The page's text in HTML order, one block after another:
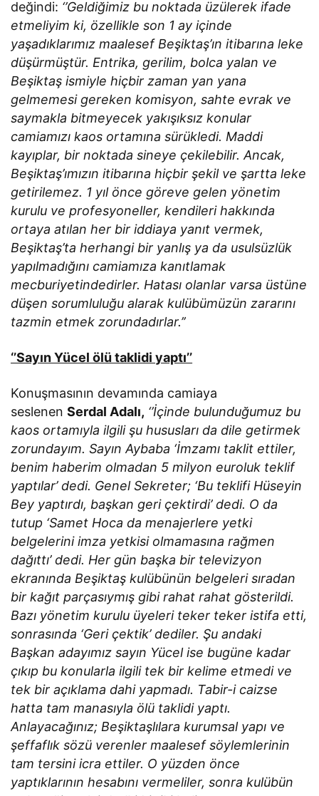
değindi: ‘’Geldiğimiz bu noktada üzülerek ifade
etmeliyim ki, özellikle son 1 ay içinde
yaşadıklarımız maalesef Beşiktaş’ın itibarına leke
düşürmüştür. Entrika, gerilim, bolca yalan ve
Beşiktaş ismiyle hiçbir zaman yan yana
gelmemesi gereken komisyon, sahte evrak ve
saymakla bitmeyecek yakışıksız konular
camiamızı kaos ortamına sürükledi. Maddi
kayıplar, bir noktada sineye çekilebilir. Ancak,
Beşiktaş’ımızın itibarına hiçbir şekil ve şartta leke
getirilemez. 1 yıl önce göreve gelen yönetim
kurulu ve profesyoneller, kendileri hakkında
ortaya atılan her bir iddiaya yanıt vermek,
Beşiktaş’ta herhangi bir yanlış ya da usulsüzlük
yapılmadığını camiamıza kanıtlamak
mecburiyetindedirler. Hatası olanlar varsa üstüne
düşen sorumluluğu alarak kulübümüzün zararını
tazmin etmek zorundadırlar.’’
‘’Sayın Yücel ölü taklidi yaptı’’
Konuşmasının devamında camiaya
seslenenSerdal Adalı, ‘’İçinde bulunduğumuz bu
kaos ortamıyla ilgili şu hususları da dile getirmek
zorundayım. Sayın Aybaba ‘İmzamı taklit ettiler,
benim haberim olmadan 5 milyon euroluk teklif
yaptılar’ dedi. Genel Sekreter; ‘Bu teklifi Hüseyin
Bey yaptırdı, başkan geri çektirdi’ dedi. O da
tutup ‘Samet Hoca da menajerlere yetki
belgelerini imza yetkisi olmamasına rağmen
dağıttı’ dedi. Her gün başka bir televizyon
ekranında Beşiktaş kulübünün belgeleri sıradan
bir kağıt parçasıymış gibi rahat rahat gösterildi.
Bazı yönetim kurulu üyeleri teker teker istifa etti,
sonrasında ‘Geri çektik’ dediler. Şu andaki
Başkan adayımız sayın Yücel ise bugüne kadar
çıkıp bu konularla ilgili tek bir kelime etmedi ve
tek bir açıklama dahi yapmadı. Tabir-i caizse
hatta tam manasıyla ölü taklidi yaptı.
Anlayacağınız; Beşiktaşlılara kurumsal yapı ve
şeffaflık sözü verenler maalesef söylemlerinin
tam tersini icra ettiler. O yüzden önce
yaptıklarının hesabını vermeliler, sonra kulübün